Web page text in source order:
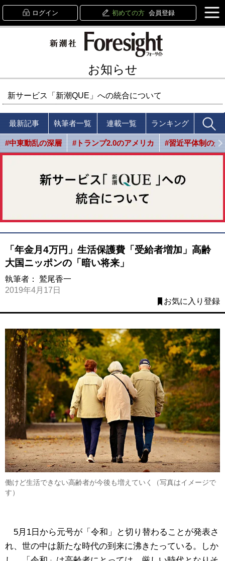
ログイン 初めての方 会員登録
お知らせ
新サービス「新潮QUE」への統合について
最新記事 執筆者一覧 連載一覧 ランキング
#中東動乱の深層 #トランプ2.0のアメリカ #習近平体制の光
「年金月4万円」生活保護費「受給者増加」高齢
大国ニッポンの「暗い将来」
執筆者： 鷲尾香一
2019年4月17日
お気に入り登録
働けど生活できない高齢者が今後も増えていく（写真はイメージで
す）
5月1日から元号が「令和」と切り替わることが発表さ
れ、世の中は新たな時代の到来に沸きたっている。しか